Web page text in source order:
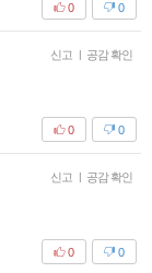
0
0
신고 | 공감 확인
0
0
신고 | 공감 확인
0
0